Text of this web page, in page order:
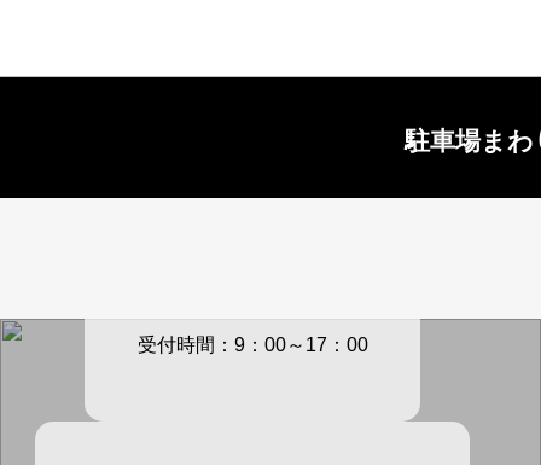
駐車場まわ
電話での問い合わせ
受付時間：9：00～17：00